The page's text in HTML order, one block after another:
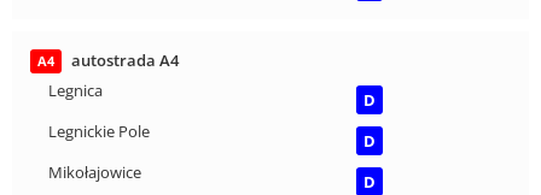
A4
autostrada A4
Legnica
D
Legnickie Pole
D
Mikołajowice
D